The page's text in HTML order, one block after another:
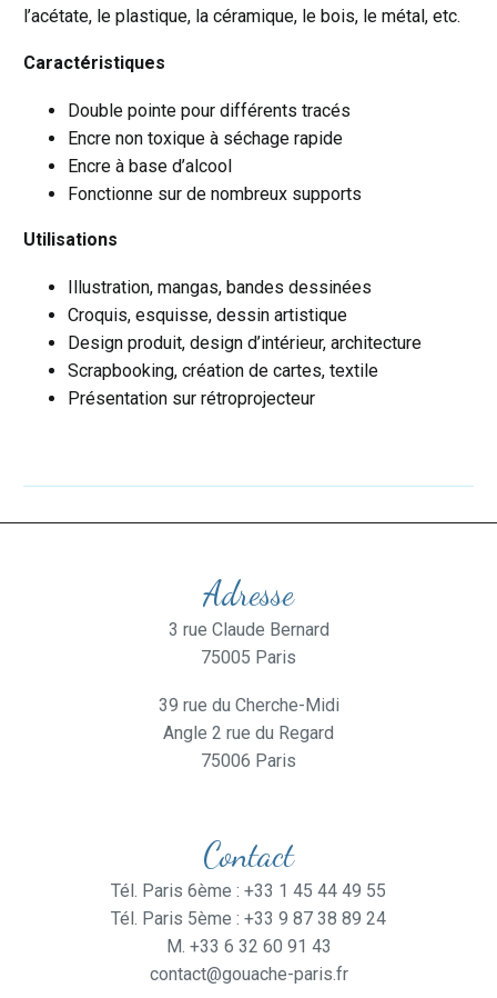
l’acétate, le plastique, la céramique, le bois, le métal, etc.
Caractéristiques
Double pointe pour différents tracés
Encre non toxique à séchage rapide
Encre à base d’alcool
Fonctionne sur de nombreux supports
Utilisations
Illustration, mangas, bandes dessinées
Croquis, esquisse, dessin artistique
Design produit, design d’intérieur, architecture
Scrapbooking, création de cartes, textile
Présentation sur rétroprojecteur
Adresse
3 rue Claude Bernard
75005 Paris
39 rue du Cherche-Midi
Angle 2 rue du Regard
75006 Paris
Contact
Tél. Paris 6ème : +33 1 45 44 49 55
Tél. Paris 5ème : +33 9 87 38 89 24
M. +33 6 32 60 91 43
contact@gouache-paris.fr